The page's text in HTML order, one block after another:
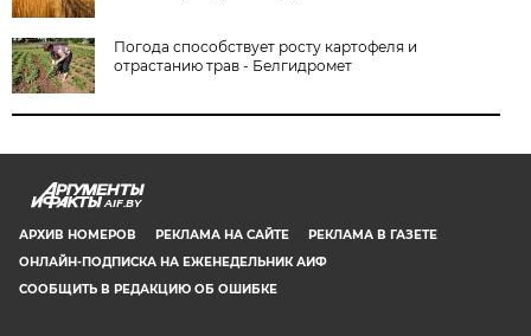
Погода способствует росту картофеля и
отрастанию трав - Белгидромет
AIF.BY
АРХИВ НОМЕРОВ РЕКЛАМА НА САЙТЕ
РЕКЛАМА В ГАЗЕТЕ
ОНЛАЙН-ПОДПИСКА НА ЕЖЕНЕДЕЛЬНИК АИФ
СООБЩИТЬ В РЕДАКЦИЮ ОБ ОШИБКЕ